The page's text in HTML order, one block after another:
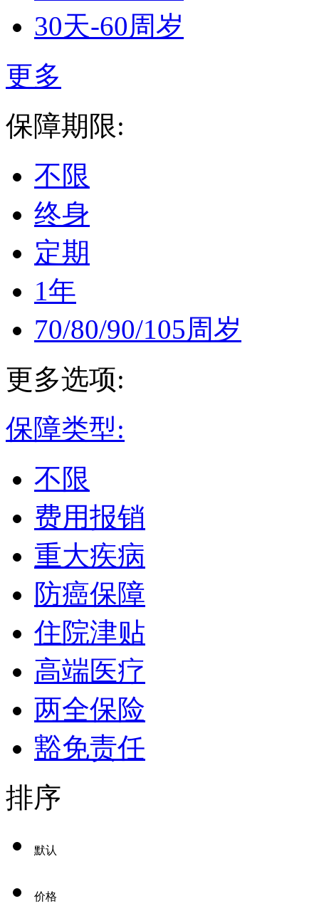
30天-60周岁
更多
保障期限:
不限
终身
定期
1年
70/80/90/105周岁
更多选项:
保障类型:
不限
费用报销
重大疾病
防癌保障
住院津贴
高端医疗
两全保险
豁免责任
排序
默认
价格